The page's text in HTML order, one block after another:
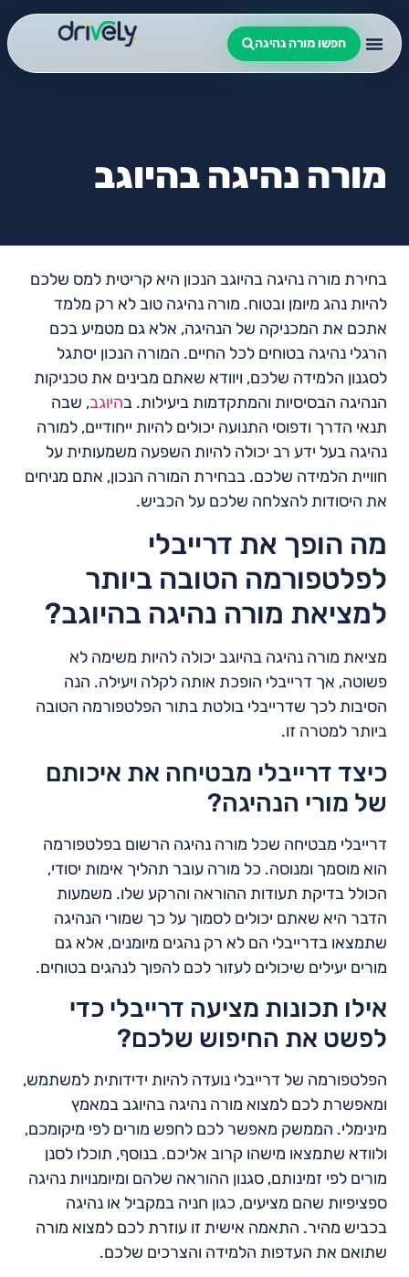
חפשו מורה נהיגה
מורה נהיגה בהיוגב
בחירת מורה נהיגה בהיוגב הנכון היא קריטית למס שלכם
להיות נהג מיומן ובטוח. מורה נהיגה טוב לא רק מלמד
אתכם את המכניקה של הנהיגה, אלא גם מטמיע בכם
הרגלי נהיגה בטוחים לכל החיים. המורה הנכון יסתגל
לסגנון הלמידה שלכם, ויוודא שאתם מבינים את טכניקות
הנהיגה הבסיסיות והמתקדמות ביעילות. בהיוגב, שבה
תנאי הדרך ודפוסי התנועה יכולים להיות ייחודיים, למורה
נהיגה בעל ידע רב יכולה להיות השפעה משמעותית על
חוויית הלמידה שלכם. בבחירת המורה הנכון, אתם מניחים
את היסודות להצלחה שלכם על הכביש.
מה הופך את דרייבלי
לפלטפורמה הטובה ביותר
למציאת מורה נהיגה בהיוגב?
מציאת מורה נהיגה בהיוגב יכולה להיות משימה לא
פשוטה, אך דרייבלי הופכת אותה לקלה ויעילה. הנה
הסיבות לכך שדרייבלי בולטת בתור הפלטפורמה הטובה
ביותר למטרה זו.
כיצד דרייבלי מבטיחה את איכותם
של מורי הנהיגה?
דרייבלי מבטיחה שכל מורה נהיגה הרשום בפלטפורמה
הוא מוסמך ומנוסה. כל מורה עובר תהליך אימות יסודי,
הכולל בדיקת תעודות ההוראה והרקע שלו. משמעות
הדבר היא שאתם יכולים לסמוך על כך שמורי הנהיגה
שתמצאו בדרייבלי הם לא רק נהגים מיומנים, אלא גם
מורים יעילים שיכולים לעזור לכם להפוך לנהגים בטוחים.
אילו תכונות מציעה דרייבלי כדי
לפשט את החיפוש שלכם?
הפלטפורמה של דרייבלי נועדה להיות ידידותית למשתמש,
ומאפשרת לכם למצוא מורה נהיגה בהיוגב במאמץ
מינימלי. הממשק מאפשר לכם לחפש מורים לפי מיקומכם,
ולוודא שתמצאו מישהו קרוב אליכם. בנוסף, תוכלו לסנן
מורים לפי זמינותם, סגנון ההוראה שלהם ומיומנויות נהיגה
ספציפיות שהם מציעים, כגון חניה במקביל או נהיגה
בכביש מהיר. התאמה אישית זו עוזרת לכם למצוא מורה
שתואם את העדפות הלמידה והצרכים שלכם.